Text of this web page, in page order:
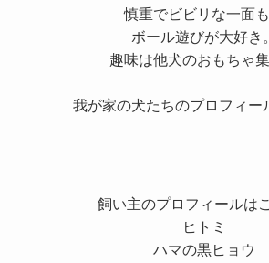
慎重でビビリな一面も
ボール遊びが大好き。
趣味は他犬のおもちゃ集
我が家の犬たちのプロフィー
飼い主のプロフィールは
ヒトミ
ハマの黒ヒョウ